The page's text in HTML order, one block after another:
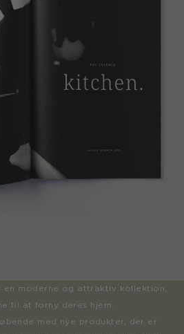
en moderne og attraktiv kollektion,
til at forny deres hjem.
med nye produkter, der er